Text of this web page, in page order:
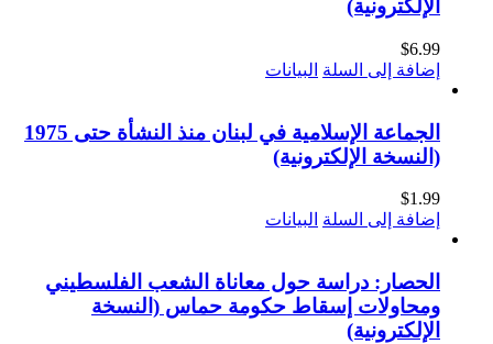
الإلكترونية)
$6.99
إضافة إلى السلة البيانات
الجماعة الإسلامية في لبنان منذ النشأة حتى 1975
(النسخة الإلكترونية)
$1.99
إضافة إلى السلة البيانات
الحصار: دراسة حول معاناة الشعب الفلسطيني
ومحاولات إسقاط حكومة حماس (النسخة
الإلكترونية)